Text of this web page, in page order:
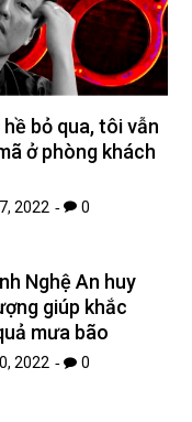
hề bỏ qua, tôi vẫn
ở phòng khách
2022 0
Nghệ An huy
giúp khắc
mưa bão
2022 0